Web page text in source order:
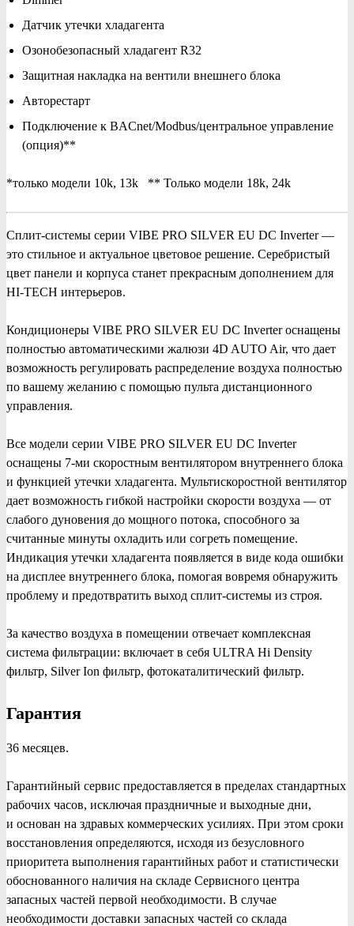
Датчик утечки хладагента
Озонобезопасный хладагент R32
Защитная накладка на вентили внешнего блока
Авторестарт
Подключение к BACnet/Modbus/центральное управление
(опция)**
*только модели 10k, 13k ** Только модели 18k, 24k
Сплит-системы серии VIBE PRO SILVER EU DC Inverter —
это cтильное и актуальное цветовое решение. Серебристый
цвет панели и корпуса станет прекрасным дополнением для
HI-TECH интерьеров.
Кондиционеры VIBE PRO SILVER EU DC Inverter оснащены
полностью автоматическими жалюзи 4D AUTO Air, что дает
возможность регулировать распределение воздуха полностью
по вашему желанию с помощью пульта дистанционного
управления.
Все модели серии VIBE PRO SILVER EU DC Inverter
оснащены 7-ми скоростным вентилятором внутреннего блока
и функцией утечки хладагента. Мультискоростной вентилятор
дает возможность гибкой настройки скорости воздуха — от
слабого дуновения до мощного потока, способного за
считанные минуты охладить или согреть помещение.
Индикация утечки хладагента появляется в виде кода ошибки
на дисплее внутреннего блока, помогая вовремя обнаружить
проблему и предотвратить выход сплит-системы из строя.
За качество воздуха в помещении отвечает комплексная
система фильтрации: включает в себя ULTRA Hi Density
фильтр, Silver Ion фильтр, фотокаталитический фильтр.
Гарантия
36 месяцев.
Гарантийный сервис предоставляется в пределах стандартных
рабочих часов, исключая праздничные и выходные дни,
и основан на здравых коммерческих усилиях. При этом сроки
восстановления определяются, исходя из безусловного
приоритета выполнения гарантийных работ и статистически
обоснованного наличия на складе Сервисного центра
запасных частей первой необходимости. В случае
необходимости доставки запасных частей со склада